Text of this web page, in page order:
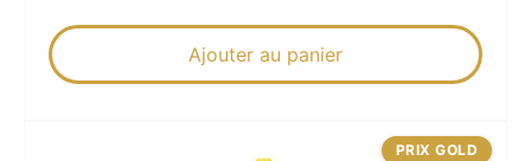
Ajouter au panier
PRIX GOLD